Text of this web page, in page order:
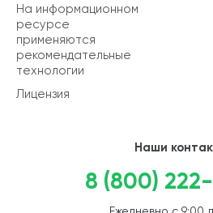
На информационном
ресурсе
применяются
рекомендательные
технологии
Лицензия
Наши
8 (800)
Ежедневно с 9:00